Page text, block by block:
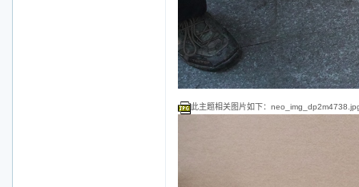
此主题相关图片如下：